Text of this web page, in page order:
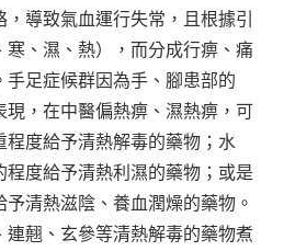
導致氣血運行失常，且根據引
、濕、熱），而分成行痹、痛
足症候群因為手、腳患部的
，在中醫偏熱痹、濕熱痹，可
度給予清熱解毒的藥物；水
度給予清熱利濕的藥物；或是
清熱滋陰、養血潤燥的藥物。
連翹、玄參等清熱解毒的藥物煮